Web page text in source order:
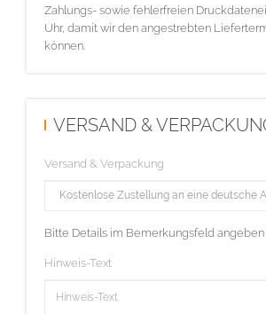
Zahlungs- sowie fehlerfreien
Uhr, damit wir den angestrebten
können.
VERSAND &
Versand & Verpackung
Bitte Details im Bemerkungsfeld angeben
Hinweis-Text